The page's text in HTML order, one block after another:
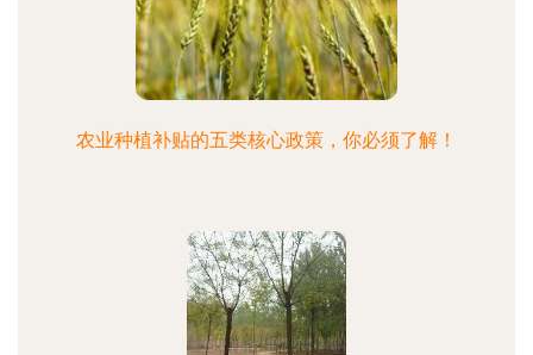
农业种植补贴的五类核心政策，你必须了解！